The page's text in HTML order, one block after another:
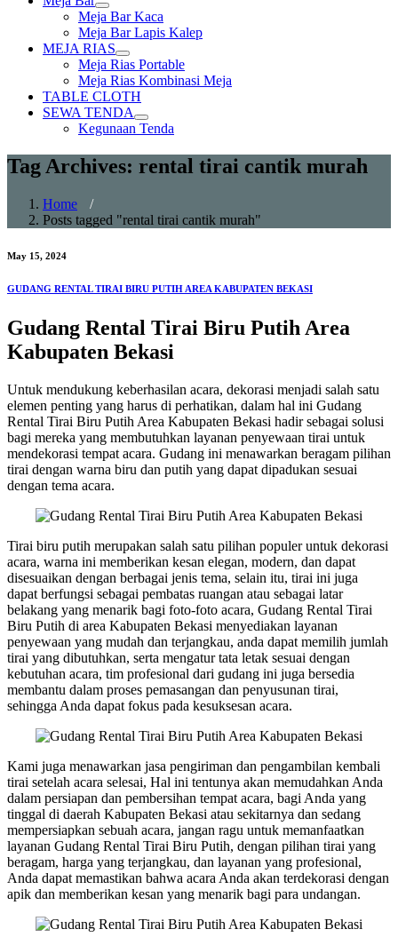
Show
sub
menu
Meja Bar Kaca
Meja Bar Lapis Kalep
MEJA RIAS
Show
sub
menu
Meja Rias Portable
Meja Rias Kombinasi Meja
TABLE CLOTH
SEWA TENDA
Show
sub
Kegunaan Tenda
Tag Archives: rental tirai cantik murah
Home
/
Posts tagged "rental tirai cantik murah"
May 15, 2024
GUDANG RENTAL TIRAI BIRU PUTIH AREA KABUPATEN BEKASI
Gudang Rental Tirai Biru Putih Area
Kabupaten Bekasi
Untuk mendukung keberhasilan acara, dekorasi menjadi salah satu
elemen penting yang harus di perhatikan, dalam hal ini Gudang
Rental Tirai Biru Putih Area Kabupaten Bekasi hadir sebagai solusi
bagi mereka yang membutuhkan layanan penyewaan tirai untuk
mendekorasi tempat acara. Gudang ini menawarkan beragam pilihan
tirai dengan warna biru dan putih yang dapat dipadukan sesuai
dengan tema acara.
Tirai biru putih merupakan salah satu pilihan populer untuk dekorasi
acara, warna ini memberikan kesan elegan, modern, dan dapat
disesuaikan dengan berbagai jenis tema, selain itu, tirai ini juga
dapat berfungsi sebagai pembatas ruangan atau sebagai latar
belakang yang menarik bagi foto-foto acara, Gudang Rental Tirai
Biru Putih di area Kabupaten Bekasi menyediakan layanan
penyewaan yang mudah dan terjangkau, anda dapat memilih jumlah
tirai yang dibutuhkan, serta mengatur tata letak sesuai dengan
kebutuhan acara, tim profesional dari gudang ini juga bersedia
membantu dalam proses pemasangan dan penyusunan tirai,
sehingga Anda dapat fokus pada kesuksesan acara.
Kami juga menawarkan jasa pengiriman dan pengambilan kembali
tirai setelah acara selesai, Hal ini tentunya akan memudahkan Anda
dalam persiapan dan pembersihan tempat acara, bagi Anda yang
tinggal di daerah Kabupaten Bekasi atau sekitarnya dan sedang
mempersiapkan sebuah acara, jangan ragu untuk memanfaatkan
layanan Gudang Rental Tirai Biru Putih, dengan pilihan tirai yang
beragam, harga yang terjangkau, dan layanan yang profesional,
Anda dapat memastikan bahwa acara Anda akan terdekorasi dengan
apik dan memberikan kesan yang menarik bagi para undangan.